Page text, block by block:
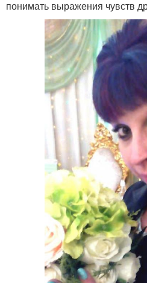
понимать выражения чувств